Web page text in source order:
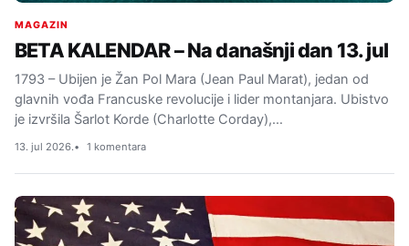
MAGAZIN
BETA KALENDAR – Na današnji dan 13. jul
1793 – Ubijen je Žan Pol Mara (Jean Paul Marat), jedan od
glavnih vođa Francuske revolucije i lider montanjara. Ubistvo
je izvršila Šarlot Korde (Charlotte Corday),…
13. jul 2026. 1 komentara